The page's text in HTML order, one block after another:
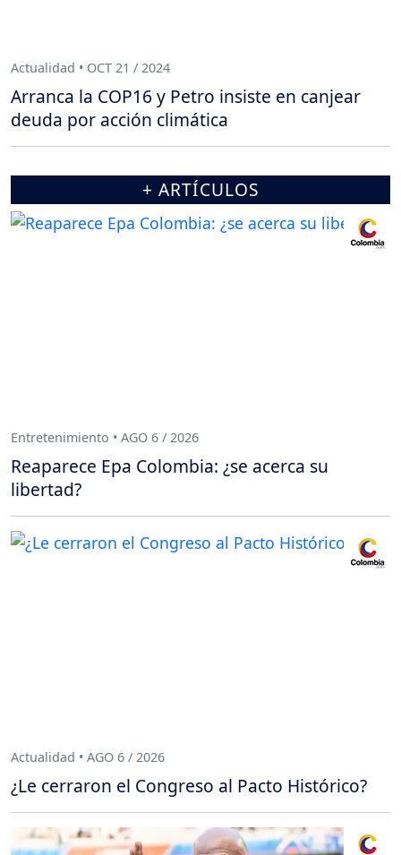
Actualidad • OCT 21 / 2024
Arranca la COP16 y Petro insiste en canjear
deuda por acción climática
+ ARTÍCULOS
Entretenimiento • AGO 6 / 2026
Reaparece Epa Colombia: ¿se acerca su
libertad?
Actualidad • AGO 6 / 2026
¿Le cerraron el Congreso al Pacto Histórico?